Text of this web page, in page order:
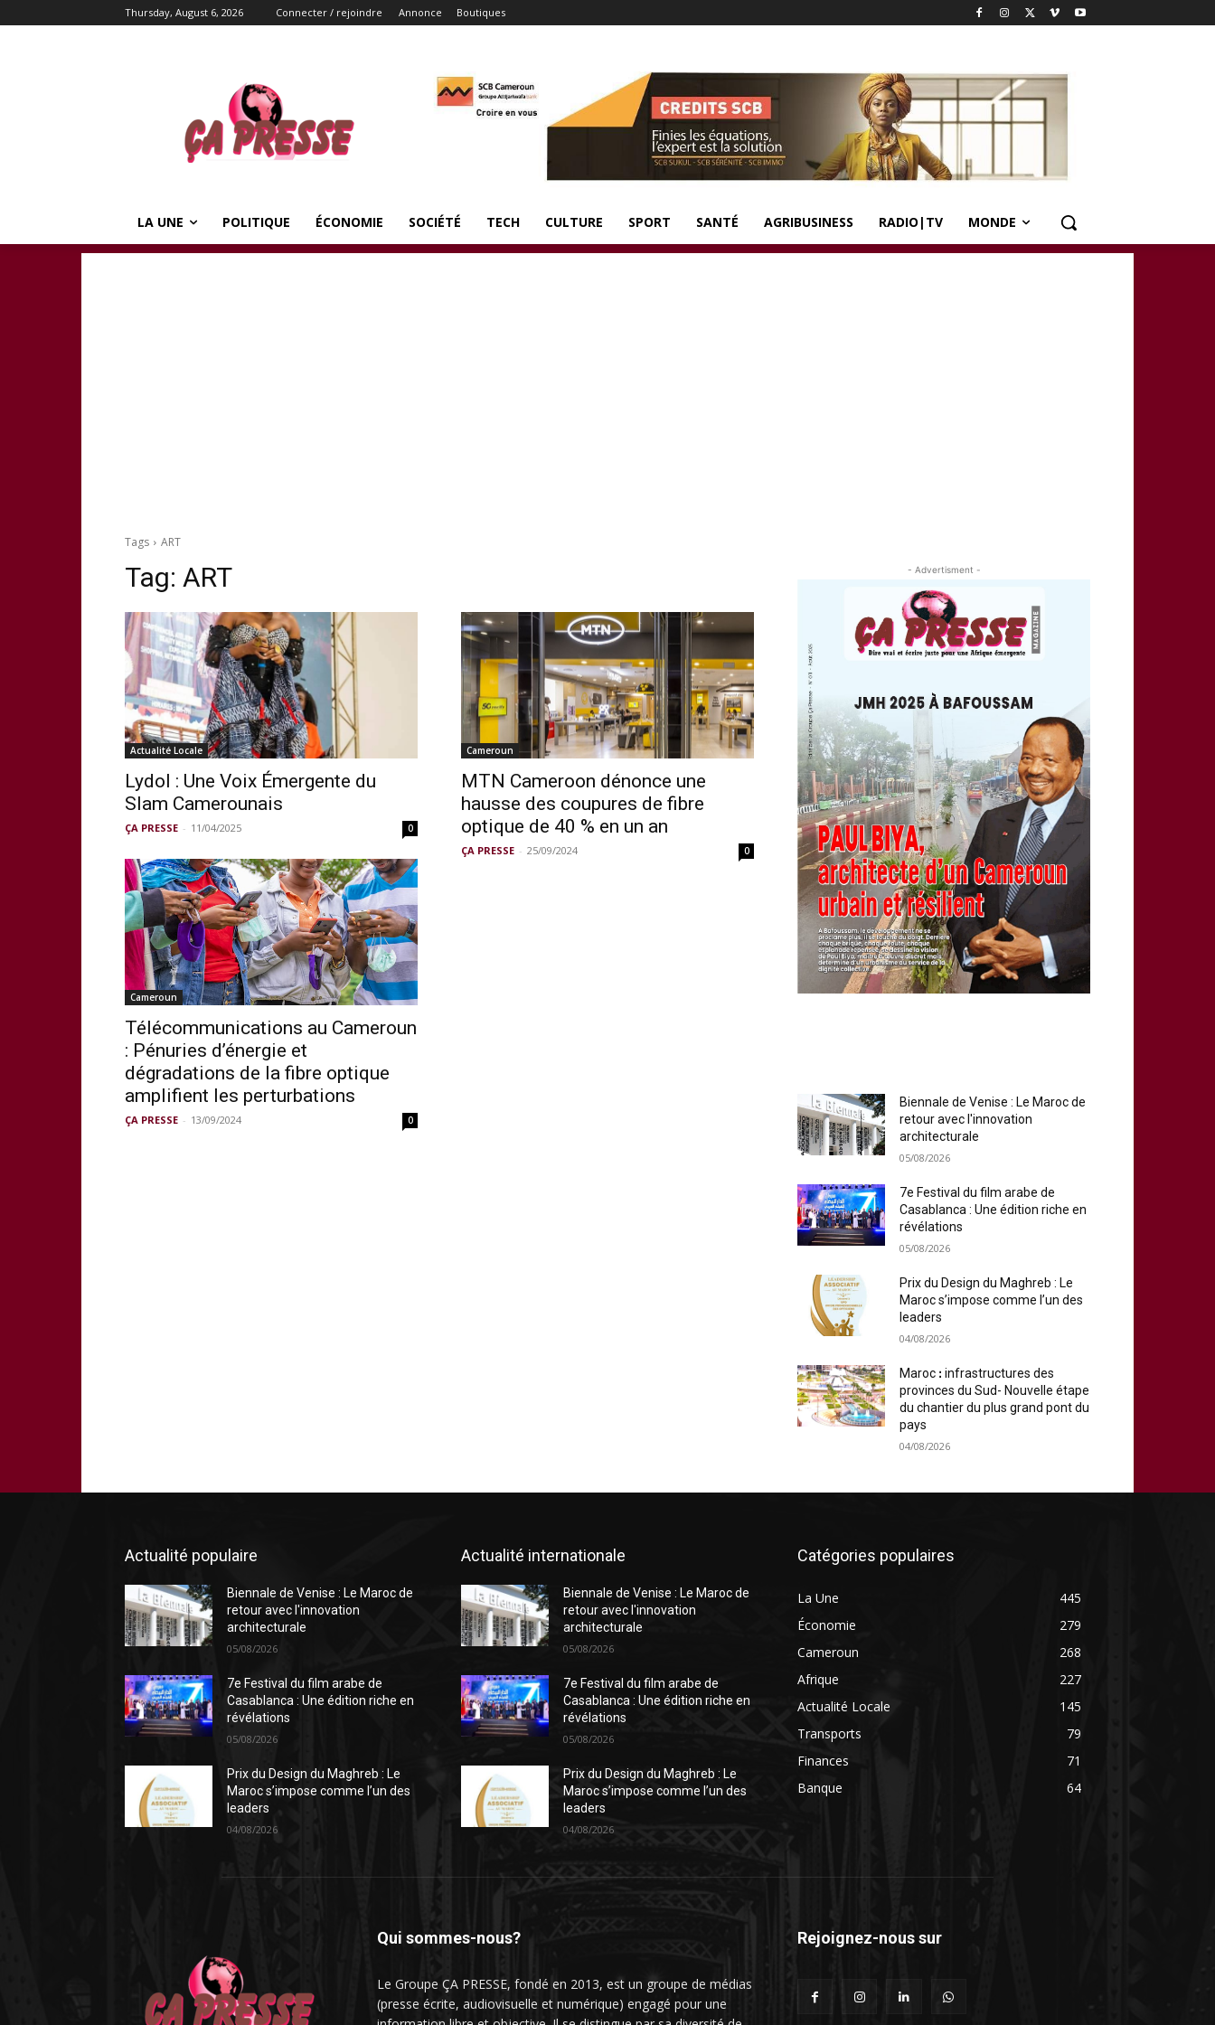
Thursday, August 6, 2026 Connecter / rejoindre Annonce Boutiques
LA UNE POLITIQUE ÉCONOMIE SOCIÉTÉ TECH CULTURE SPORT SANTÉ AGRIBUSINESS RADIO|TV MONDE
Tags ART
Tag: ART
Actualité Locale
Lydol : Une Voix Émergente du
Slam Camerounais
ÇA PRESSE - 11/04/2025 0
Cameroun
MTN Cameroon dénonce une
hausse des coupures de fibre
optique de 40 % en un an
ÇA PRESSE - 25/09/2024 0
Cameroun
Télécommunications au Cameroun
: Pénuries d’énergie et
dégradations de la fibre optique
amplifient les perturbations
ÇA PRESSE - 13/09/2024 0
- Advertisment -
Biennale de Venise : Le Maroc de
retour avec l′innovation
architecturale
05/08/2026
7e Festival du film arabe de
Casablanca : Une édition riche en
révélations
05/08/2026
Prix du Design du Maghreb : Le
Maroc s’impose comme l’un des
leaders
04/08/2026
Maroc ꓽ infrastructures des
provinces du Sud- Nouvelle étape
du chantier du plus grand pont du
pays
04/08/2026
Actualité populaire
Biennale de Venise : Le Maroc de
retour avec l′innovation
architecturale
05/08/2026
7e Festival du film arabe de
Casablanca : Une édition riche en
révélations
05/08/2026
Prix du Design du Maghreb : Le
Maroc s’impose comme l’un des
leaders
04/08/2026
Actualité internationale
Biennale de Venise : Le Maroc de
retour avec l′innovation
architecturale
05/08/2026
7e Festival du film arabe de
Casablanca : Une édition riche en
révélations
05/08/2026
Prix du Design du Maghreb : Le
Maroc s’impose comme l’un des
leaders
04/08/2026
Catégories populaires
La Une
445
Économie
279
Cameroun
268
Afrique
227
Actualité Locale
145
Transports
79
Finances
71
Banque
64
Qui sommes-nous?
Le Groupe ÇA PRESSE, fondé en 2013, est un groupe de médias
(presse écrite, audiovisuelle et numérique) engagé pour une
Rejoignez-nous sur